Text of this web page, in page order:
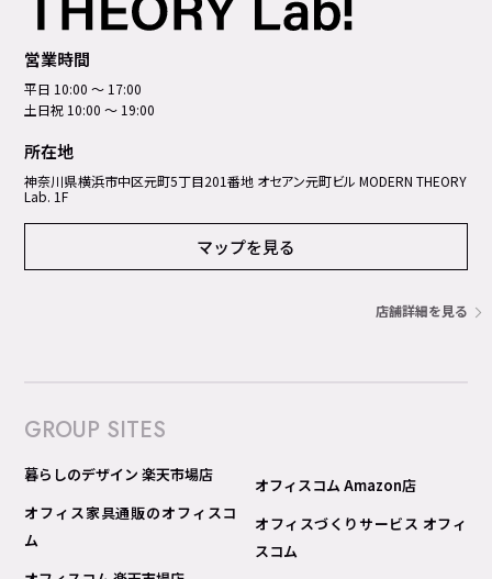
営業時間
平日 10:00 ～ 17:00
土日祝 10:00 ～ 19:00
所在地
神奈川県横浜市中区元町5丁⽬201番地 オセアン元町ビル MODERN THEORY
Lab. 1F
マップを見る
店舗詳細を見る
GROUP SITES
暮らしのデザイン 楽天市場店
オフィス家具通販のオフィスコ
ム
オフィスコム Amazon店
オフィスづくりサービス オフィ
スコム